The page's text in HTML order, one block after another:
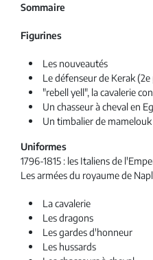
Sommaire
Figurines
Les nouveautés
Le défenseur de Kerak
"rebell yell", la cavalerie
Un chasseur à cheval en
Un timbalier de
Uniformes
1796-1815 : les Italiens de
Les armées du royaume de
La cavalerie
Les dragons
Les gardes d'honneur
Les hussards